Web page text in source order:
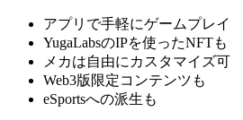
アプリで手軽にゲームプレイ
YugaLabsのIPを使ったNFTも
メカは自由にカスタマイズ可
Web3版限定コンテンツも
eSportsへの派生も